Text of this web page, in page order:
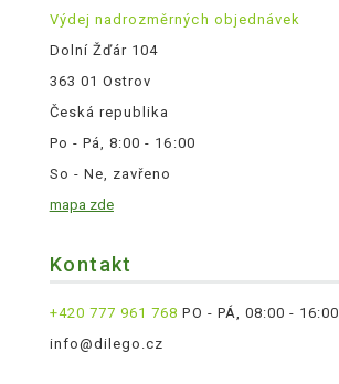
Výdej nadrozměrných objednávek
Dolní Žďár 104
363 01 Ostrov
Česká republika
Po - Pá, 8:00 - 16:00
So - Ne, zavřeno
mapa zde
Kontakt
+420 777 961 768 PO - PÁ, 08:00 - 16:00
info@dilego.cz